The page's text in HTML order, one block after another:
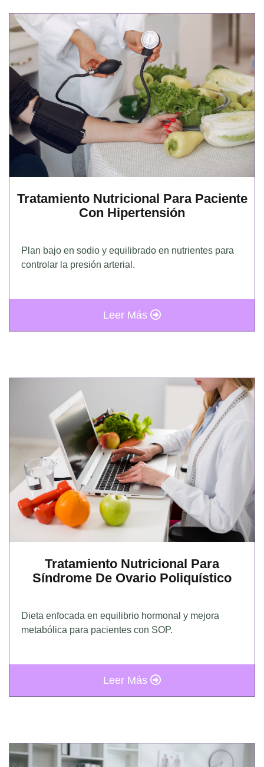
Tratamiento Nutricional Para Paciente
Con Hipertensión
Plan bajo en sodio y equilibrado en nutrientes para
controlar la presión arterial.
Leer Más
Tratamiento Nutricional Para
Síndrome De Ovario Poliquístico
Dieta enfocada en equilibrio hormonal y mejora
metabólica para pacientes con SOP.
Leer Más